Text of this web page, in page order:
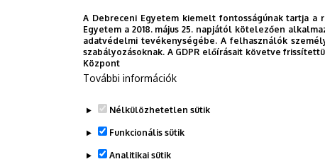
A Debreceni Egyetem kiemelt fontosságúnak tartja
Egyetem a 2018. május 25. napjától kötelezően
adatvédelmi tevékenységébe. A felhasználók
szabályozásoknak. A GDPR előírásait követve
Központ
További információk
Nélkülözhetetlen sütik
Funkcionális sütik
Analitikai sütik